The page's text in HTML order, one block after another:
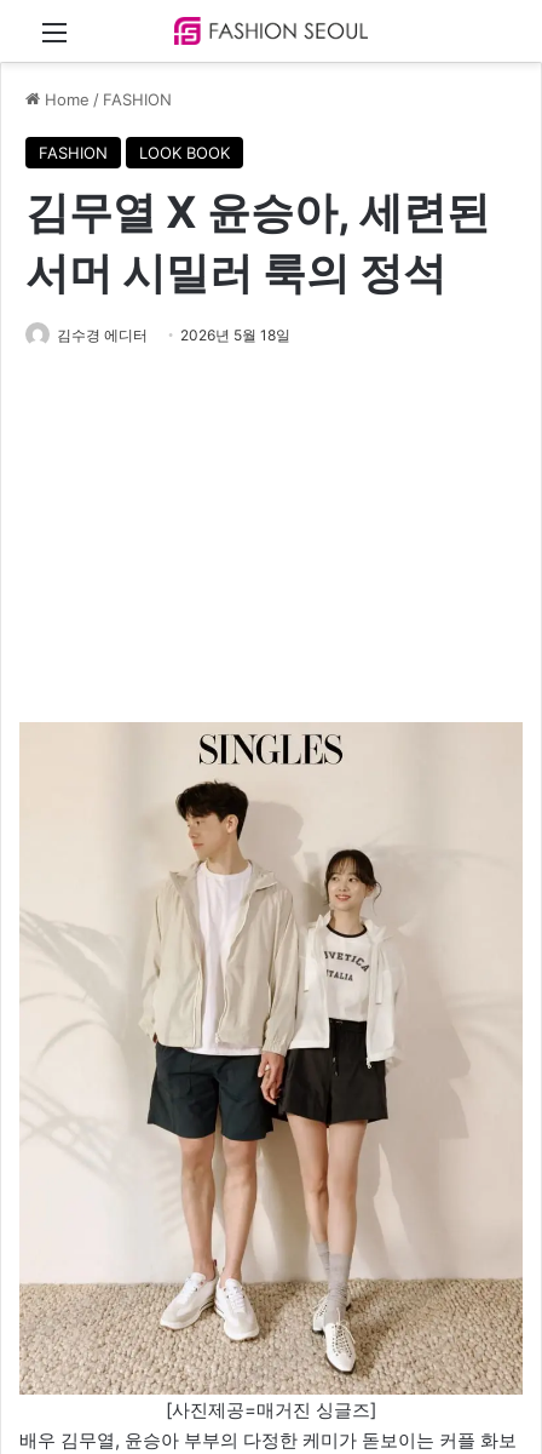
Menu
Home / FASHION
FASHION LOOK BOOK
김무열 X 윤승아, 세련된
서머 시밀러 룩의 정석
김수경 에디터 2026년 5월 18일
[사진제공=매거진 싱글즈]
배우 김무열, 윤승아 부부의 다정한 케미가 돋보이는 커플 화보